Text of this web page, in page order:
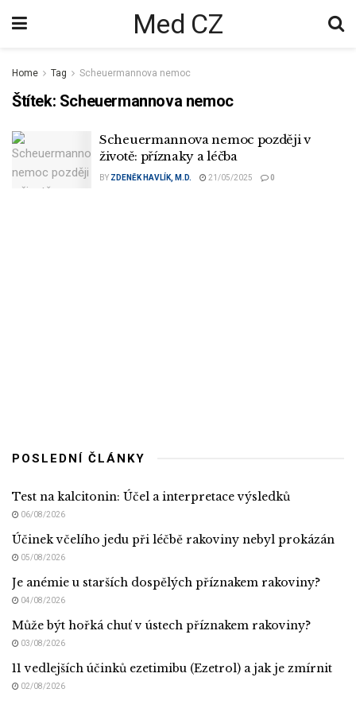
Med CZ
Home Tag Scheuermannova nemoc
Štítek: Scheuermannova nemoc
Scheuermannova nemoc později v
životě: příznaky a léčba
BY ZDENĚK HAVLÍK, M.D. 21/05/2025 0
POSLEDNÍ ČLÁNKY
Test na kalcitonin: Účel a interpretace výsledků
06/08/2026
Účinek včelího jedu při léčbě rakoviny nebyl prokázán
05/08/2026
Je anémie u starších dospělých příznakem rakoviny?
04/08/2026
Může být hořká chuť v ústech příznakem rakoviny?
03/08/2026
11 vedlejších účinků ezetimibu (Ezetrol) a jak je zmírnit
02/08/2026